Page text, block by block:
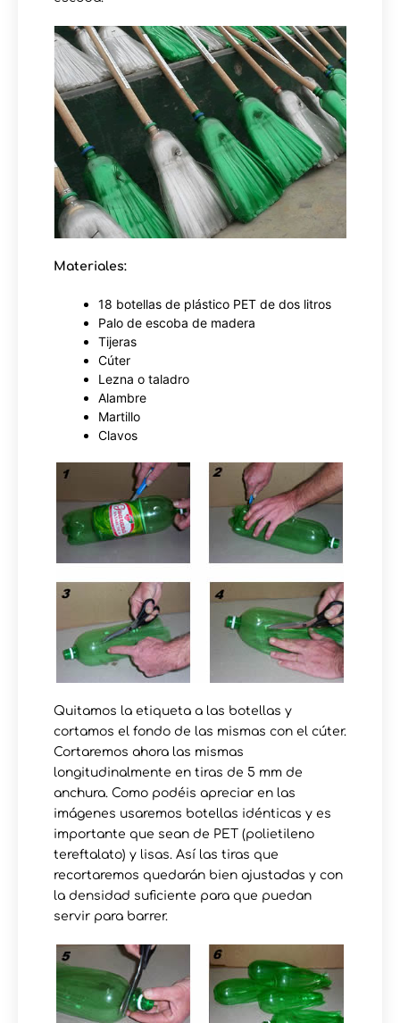
Materiales:
18 botellas de plástico PET de dos litros
Palo de escoba de madera
Tijeras
Cúter
Lezna o taladro
Alambre
Martillo
Clavos
Quitamos la etiqueta a las botellas y
cortamos el fondo de las mismas con el cúter.
Cortaremos ahora las mismas
longitudinalmente en tiras de 5 mm de
anchura. Como podéis apreciar en las
imágenes usaremos botellas idénticas y es
importante que sean de PET (polietileno
tereftalato) y lisas. Así las tiras que
recortaremos quedarán bien ajustadas y con
la densidad suficiente para que puedan
servir para barrer.